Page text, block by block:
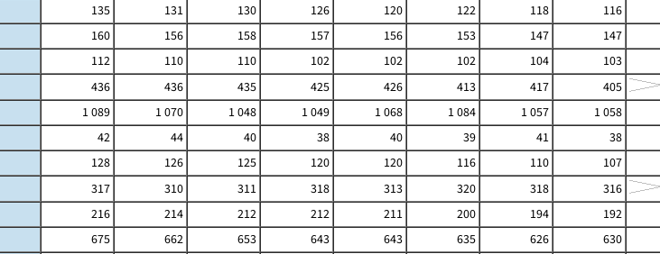
135 131 130 126 120 122 118
116
160 156 158 157 156 153 147
147
112 110 110 102 102 102 104
103
436 436 435 425 426 413 417
405
1 089 1 070 1 048 1 049 1 068 1 084 1 057
1 058
42 44 40 38 40 39 41
38
128 126 125 120 120 116 110
107
317 310 311 318 313 320 318
316
216 214 212 212 211 200 194
192
675 662 653 643 643 635 626
630